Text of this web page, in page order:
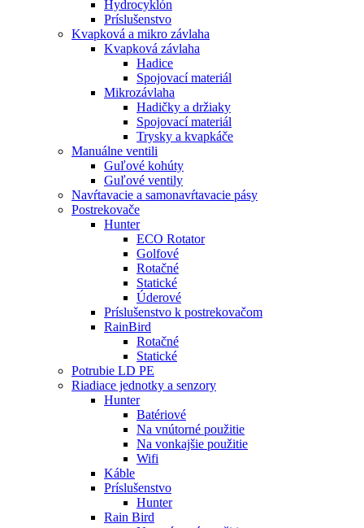
Hydrocyklón
Príslušenstvo
Kvapková a mikro závlaha​
Kvapková závlaha
Hadice
Spojovací materiál
Mikrozávlaha
Hadičky a držiaky
Spojovací materiál
Trysky a kvapkáče
Manuálne ventili
Guľové kohúty
Guľové ventily
Navŕtavacie a samonavŕtavacie pásy
Postrekovače
Hunter
ECO Rotator
Golfové
Rotačné
Statické
Úderové
Príslušenstvo k postrekovačom
RainBird
Rotačné
Statické
Potrubie LD PE
Riadiace jednotky a senzory
Hunter
Batériové
Na vnútorné použitie
Na vonkajšie použitie
Wifi
Káble
Príslušenstvo
Hunter
Rain Bird